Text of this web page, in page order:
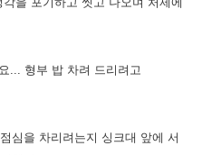
... 형부 밥 차려 드리려고
심을 차리려는지 싱크대 앞에 서